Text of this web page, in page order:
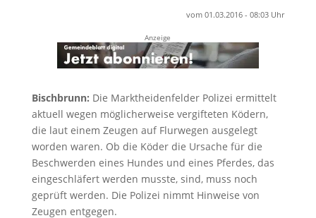
vom 01.03.2016 - 08:03 Uhr
Anzeige
Bischbrunn: Die Marktheidenfelder Polizei ermittelt
aktuell wegen möglicherweise vergifteten Ködern,
die laut einem Zeugen auf Flurwegen ausgelegt
worden waren. Ob die Köder die Ursache für die
Beschwerden eines Hundes und eines Pferdes, das
eingeschläfert werden musste, sind, muss noch
geprüft werden. Die Polizei nimmt Hinweise von
Zeugen entgegen.